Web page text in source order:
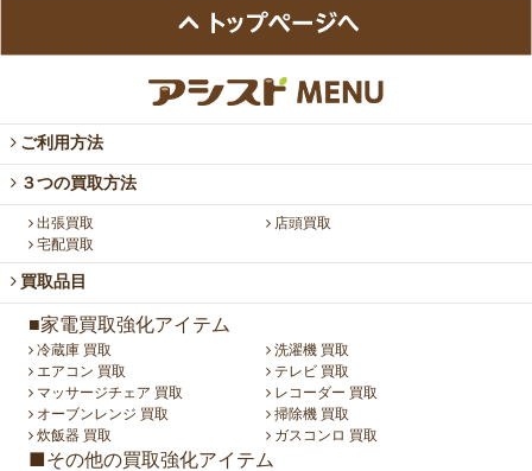
ご利用方法
３つの買取方法
出張買取
店頭買取
宅配買取
買取品目
■家電買取強化アイテム
冷蔵庫 買取
洗濯機 買取
エアコン 買取
テレビ 買取
マッサージチェア 買取
レコーダー 買取
オーブンレンジ 買取
掃除機 買取
炊飯器 買取
ガスコンロ 買取
■その他の買取強化アイテム